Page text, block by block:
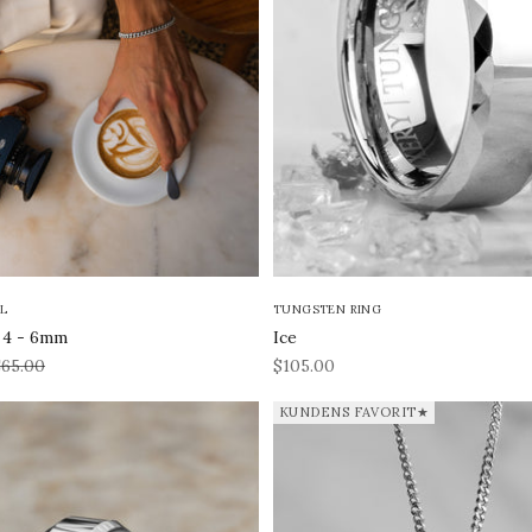
- 6mm
TUNGSTEN RING
Ice
REA-pris
$105.00
KUNDENS FAVORIT★